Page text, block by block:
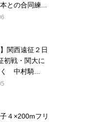
との合同練...
】関西遠征２日
初戦・関大に
中村騎...
子４×200mフリ